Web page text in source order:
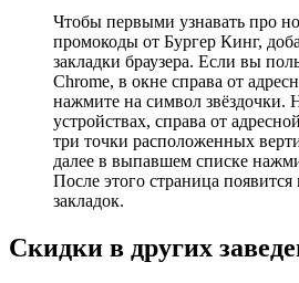
Чтобы первыми узнавать про
промокоды от Бургер Кинг,
закладки браузера. Если вы
Chrome, в окне справа от
нажмите на символ звёздочки.
устройствах, справа от
три точки расположенных
далее в выпавшем списке
После этого страница
закладок.
Скидки в других